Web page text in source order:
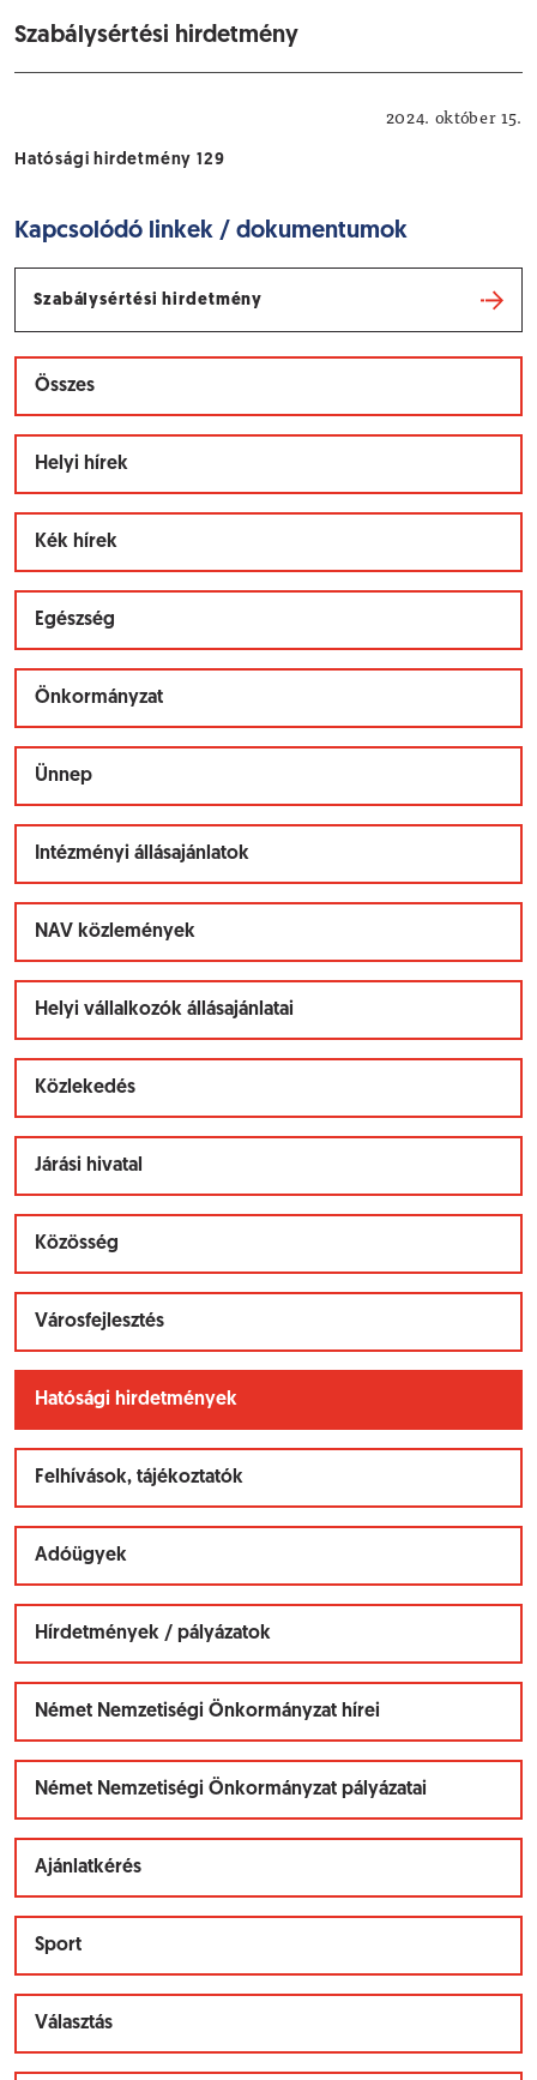
Szabálysértési hirdetmény
2024. október 15.
Hatósági hirdetmény 129
Kapcsolódó linkek / dokumentumok
Szabálysértési hirdetmény
Összes
Helyi hírek
Kék hírek
Egészség
Önkormányzat
Ünnep
Intézményi állásajánlatok
NAV közlemények
Helyi vállalkozók állásajánlatai
Közlekedés
Járási hivatal
Közösség
Városfejlesztés
Hatósági hirdetmények
Felhívások, tájékoztatók
Adóügyek
Hírdetmények / pályázatok
Német Nemzetiségi Önkormányzat hírei
Német Nemzetiségi Önkormányzat pályázatai
Ajánlatkérés
Sport
Választás